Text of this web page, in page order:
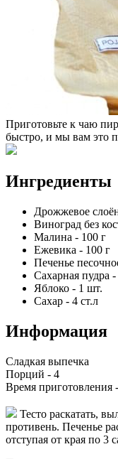
Приготовьте к чаю
быстро, и мы вам это
Ингредиенты
Дрожжевое
Виноград без
Малина - 100 г
Ежевика - 100 г
Печенье
Сахарная пудра -
Яблоко - 1 шт.
Сахар - 4 ст.л
Информация
Сладкая выпечка
Порций - 4
Время приготовления -
Тесто раскатать,
противень. Печенье
отступая от края по 3